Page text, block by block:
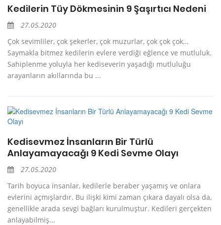
Kedilerin Tüy Dökmesinin 9 Şaşırtıcı Nedeni
27.05.2020
Çok sevimliler, çok şekerler, çok muzurlar, çok çok çok…
Saymakla bitmez kedilerin evlere verdiği eğlence ve mutluluk.
Sahiplenme yoluyla her kediseverin yaşadığı mutluluğu
arayanların akıllarında bu ...
Kedisevmez İnsanların Bir Türlü
Anlayamayacağı 9 Kedi Sevme Olayı
27.05.2020
Tarih boyuca insanlar, kedilerle beraber yaşamış ve onlara
evlerini açmışlardır. Bu ilişki kimi zaman çıkara dayalı olsa da,
genellikle arada sevgi bağları kurulmuştur. Kedileri gerçekten
anlayabilmiş...